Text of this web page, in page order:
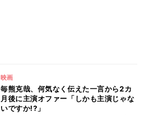
映画
毎熊克哉、何気なく伝えた一言から2カ
月後に主演オファー「しかも主演じゃな
いですか!?」